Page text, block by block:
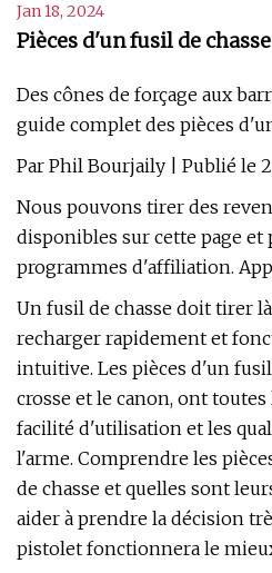
Jan 18, 2024
Pièces d'un fusil de
Des cônes de forçage aux
guide complet des pièces
Par Phil Bourjaily | Publié le
Nous pouvons tirer des
disponibles sur cette page et
programmes d'affiliation.
Un fusil de chasse doit tirer
recharger rapidement et
intuitive. Les pièces d'un fusil
crosse et le canon, ont
facilité d'utilisation et les
l'arme. Comprendre les
de chasse et quelles sont
aider à prendre la décision
pistolet fonctionnera le